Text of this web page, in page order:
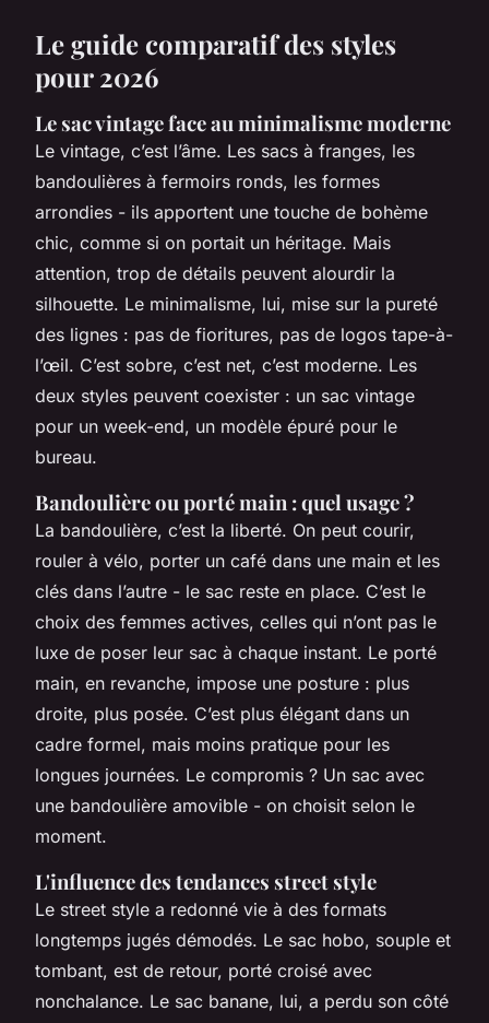
Le guide comparatif des styles
pour 2026
Le sac vintage face au minimalisme moderne
Le vintage, c’est l’âme. Les sacs à franges, les
bandoulières à fermoirs ronds, les formes
arrondies - ils apportent une touche de bohème
chic, comme si on portait un héritage. Mais
attention, trop de détails peuvent alourdir la
silhouette. Le minimalisme, lui, mise sur la pureté
des lignes : pas de fioritures, pas de logos tape-à-
l’œil. C’est sobre, c’est net, c’est moderne. Les
deux styles peuvent coexister : un sac vintage
pour un week-end, un modèle épuré pour le
bureau.
Bandoulière ou porté main : quel usage ?
La bandoulière, c’est la liberté. On peut courir,
rouler à vélo, porter un café dans une main et les
clés dans l’autre - le sac reste en place. C’est le
choix des femmes actives, celles qui n’ont pas le
luxe de poser leur sac à chaque instant. Le porté
main, en revanche, impose une posture : plus
droite, plus posée. C’est plus élégant dans un
cadre formel, mais moins pratique pour les
longues journées. Le compromis ? Un sac avec
une bandoulière amovible - on choisit selon le
moment.
L'influence des tendances street style
Le street style a redonné vie à des formats
longtemps jugés démodés. Le sac hobo, souple et
tombant, est de retour, porté croisé avec
nonchalance. Le sac banane, lui, a perdu son côté